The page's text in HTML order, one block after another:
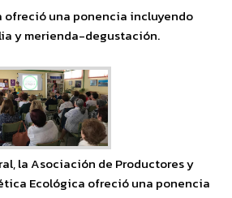
ofreció una ponencia incluyendo
y merienda-degustación.
la Asociación de Productores y
Ecológica ofreció una ponencia